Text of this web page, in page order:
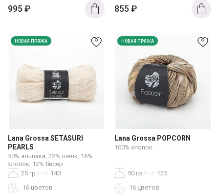
995 ₽ 855 ₽
НОВАЯ ПРЯЖА
Lana Grossa SETASURI
PEARLS
50% альпака, 22% шелк, 16%
хлопок, 12% бисер
25 гр.
140
16 цветов
НОВАЯ ПРЯЖА
Lana Grossa POPCORN
100% хлопок
50 гр.
125
16 цветов